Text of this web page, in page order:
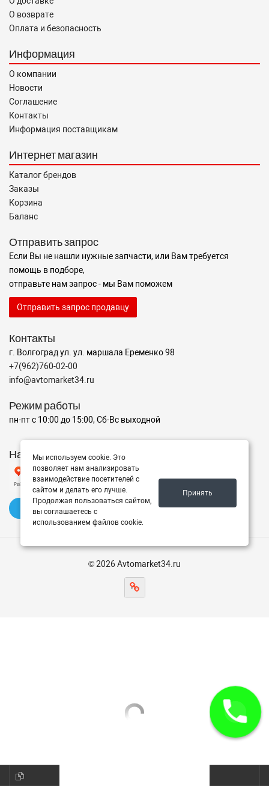
О возврате
Оплата и безопасность
Информация
О компании
Новости
Соглашение
Контакты
Информация поставщикам
Интернет магазин
Каталог брендов
Заказы
Корзина
Баланс
Отправить запрос
Если Вы не нашли нужные запчасти, или Вам требуется
помощь в подборе,
отправьте нам запрос - мы Вам поможем
Отправить запрос продавцу
Контакты
г. Волгоград ул. ул. маршала Еременко 98
+7(962)760-02-00
info@avtomarket34.ru
Режим работы
пн-пт с 10:00 до 15:00, Сб-Вс выходной
Наш рейтинг на Яндексе
✍️ Оставить отзыв
© 2026 Avtomarket34.ru
Мы используем cookie. Это
позволяет нам анализировать
взаимодействие посетителей с
сайтом и делать его лучше.
Продолжая пользоваться сайтом,
вы соглашаетесь с
использованием файлов cookie.
Принять